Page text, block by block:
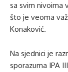
sa svim nivoima
što je veoma
Konaković.
Na sjednici je
sporazuma IPA